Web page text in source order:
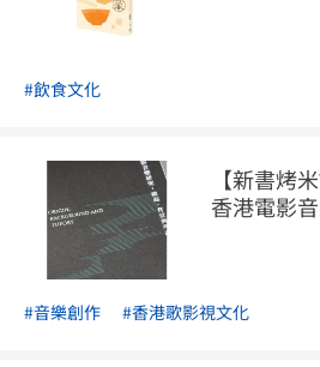
#飲食文化
【新書烤
香港電影
#音樂創作 #香港歌影視文化